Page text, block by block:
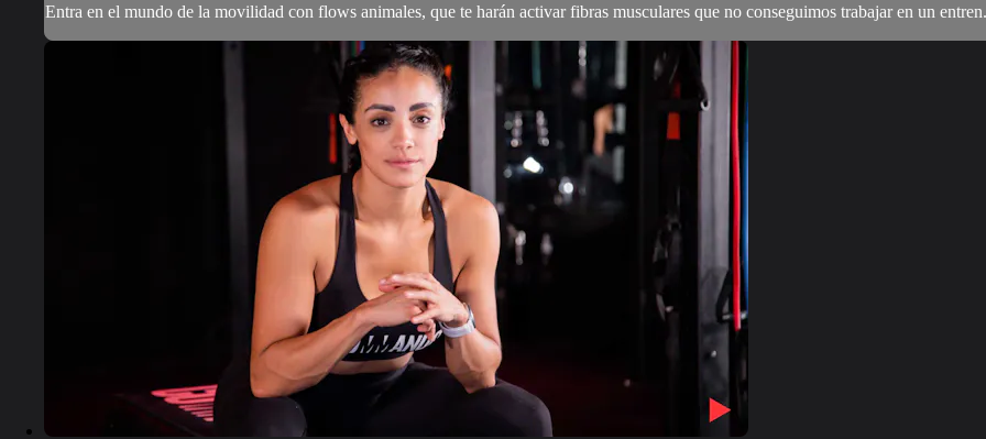
Entra en el mundo de la movilidad con flows animales, que te harán activar fibras musculares que no conseguimos trabajar en un